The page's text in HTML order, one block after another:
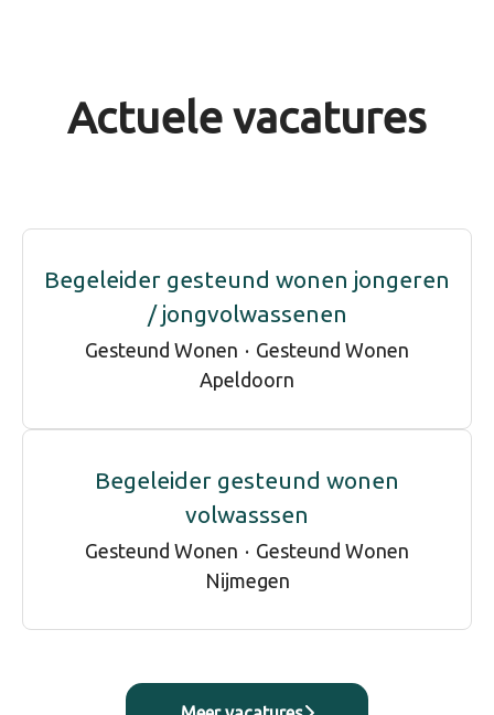
Actuele vacatures
Begeleider gesteund wonen jongeren
/ jongvolwassenen
Gesteund Wonen · Gesteund Wonen
Apeldoorn
Begeleider gesteund wonen
volwasssen
Gesteund Wonen · Gesteund Wonen
Nijmegen